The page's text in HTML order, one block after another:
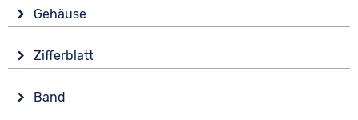
Batterie (Quarz)
Wasserdicht
10 bar
Gehäuse
Edelstahl
Form
Rund
Zifferblatt
Analog
Band